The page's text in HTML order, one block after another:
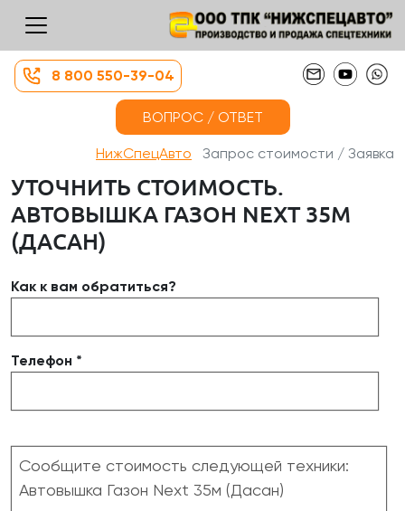
8 800 550-39-04
ВОПРОС / ОТВЕТ
НижСпецАвто Запрос стоимости / Заявка
УТОЧНИТЬ СТОИМОСТЬ.
АВТОВЫШКА ГАЗОН NEXT 35М
(ДАСАН)
Как к вам обратиться?
Телефон *